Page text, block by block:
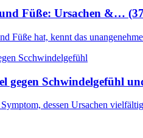
Füße: Ursachen &…
Füße hat, kennt das
gegen Schwindelgefühl
dessen Ursachen